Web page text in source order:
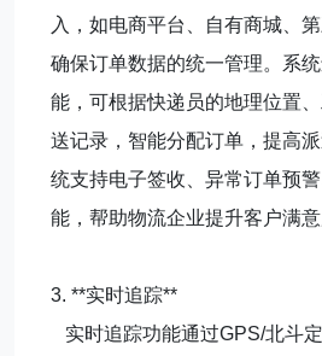
入，如电商平台、自有商城、
确保订单数据的统一管理。系
能，可根据快递员的地理位置
送记录，智能分配订单，提高
统支持电子签收、异常订单预
能，帮助物流企业提升客户满
3. **实时追踪**
实时追踪功能通过GPS/北斗